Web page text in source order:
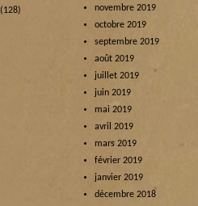
(128)
novembre 2019
octobre 2019
septembre 2019
août 2019
juillet 2019
juin 2019
mai 2019
avril 2019
mars 2019
février 2019
janvier 2019
décembre 2018